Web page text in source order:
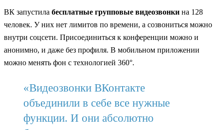
ВК запустила бесплатные групповые видеозвонки на 128
человек. У них нет лимитов по времени, а созвониться можно
внутри соцсети. Присоединиться к конференции можно и
анонимно, и даже без профиля. В мобильном приложении
можно менять фон с технологией 360°.
«Видеозвонки ВКонтакте
объединили в себе все нужные
функции. И они абсолютно